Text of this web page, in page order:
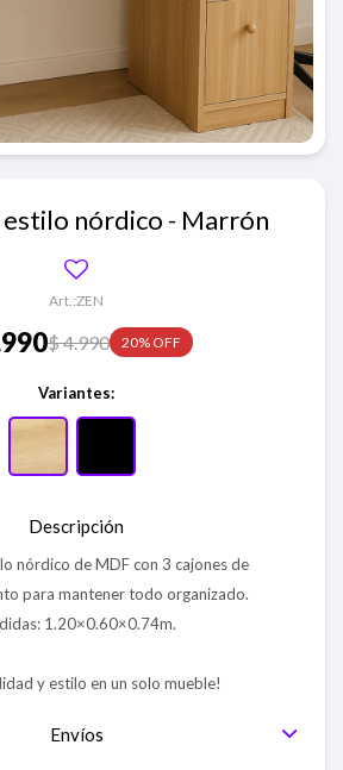
nórdico - Marrón
ZEN
$4.990 20
Variantes:
Descripción
nórdico de MDF con 3 cajones de
para mantener todo organizado.
1.20×0.60×0.74m.
y estilo en un solo mueble!
Envíos